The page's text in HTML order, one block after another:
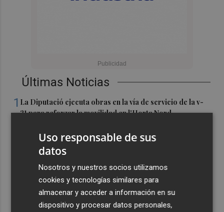
Últimas Noticias
1 La Diputació ejecuta obras en la vía de servicio de la v-
21 para reforzar la movilidad en l'Horta Nord
Shein sondea a inversores con una valoración inferior a
30.000 millones de dólares para su OPV, según FT
accionista de ACS y eleva su participación al 15%
La Femp se coordina con los gobiernos locales para el
eclipse solar del 12 de agosto
Uso responsable de sus
datos
Nosotros y nuestros socios utilizamos
cookies y tecnologías similares para
almacenar y acceder a información en su
dispositivo y procesar datos personales,